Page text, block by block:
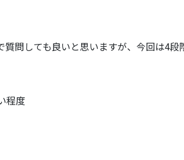
質問しても良いと思いますが、今回は4段
程度